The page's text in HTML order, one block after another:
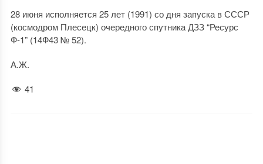
28 июня исполняется 25 лет (1991) со дня запуска в СССР
(космодром Плесецк) очередного спутника ДЗЗ “Ресурс
Ф-1” (14Ф43 № 52).
А.Ж.
41